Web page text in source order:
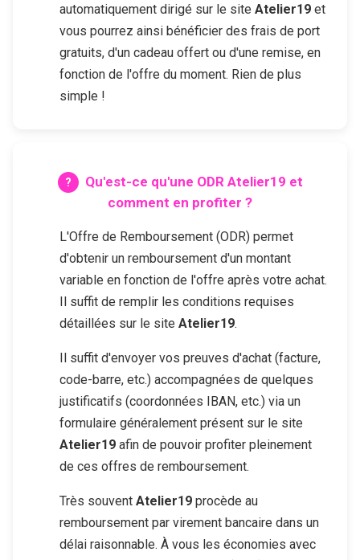
automatiquement dirigé sur le site Atelier19 et
vous pourrez ainsi bénéficier des frais de port
gratuits, d'un cadeau offert ou d'une remise, en
fonction de l'offre du moment. Rien de plus
simple !
Qu'est-ce qu'une ODR Atelier19 et
comment en profiter ?
L'Offre de Remboursement (ODR) permet
d'obtenir un remboursement d'un montant
variable en fonction de l'offre après votre achat.
Il suffit de remplir les conditions requises
détaillées sur le site Atelier19.
Il suffit d'envoyer vos preuves d'achat (facture,
code-barre, etc.) accompagnées de quelques
justificatifs (coordonnées IBAN, etc.) via un
formulaire généralement présent sur le site
Atelier19 afin de pouvoir profiter pleinement
de ces offres de remboursement.
Très souvent Atelier19 procède au
remboursement par virement bancaire dans un
délai raisonnable. À vous les économies avec